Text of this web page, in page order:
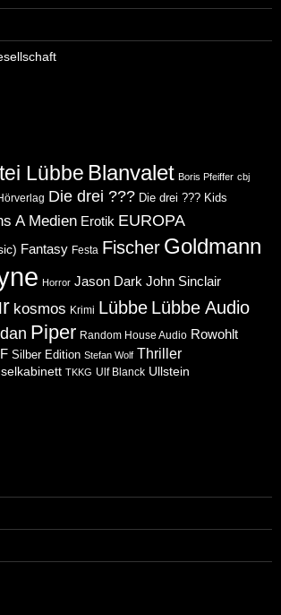
Lübbe Blanvalet Boris Pfeiffer cbj
Die drei ??? Die drei ??? Kids
A Medien Erotik EUROPA
Fantasy Festa Fischer Goldmann
Horror Jason Dark John Sinclair
kosmos Krimi Lübbe Lübbe Audio
Piper Random House Audio Rowohlt
Silber Edition Stefan Wolf Thriller
TKKG Ulf Blanck Ullstein